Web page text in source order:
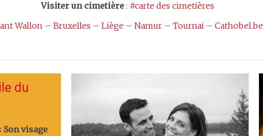
Visiter un cimetière : #carte des cimetières
Wallon – Bruxelles – Liège – Namur – Tournai – Cathobel.be
du
Son visage